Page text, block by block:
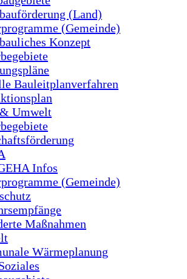
(Land)
(Gemeinde)
Konzept
Bauleitplanverfahren
Umwelt
Infos
(Gemeinde)
Maßnahmen
Wärmeplanung